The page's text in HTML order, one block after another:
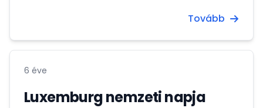
Tovább
6 éve
Luxemburg nemzeti napja